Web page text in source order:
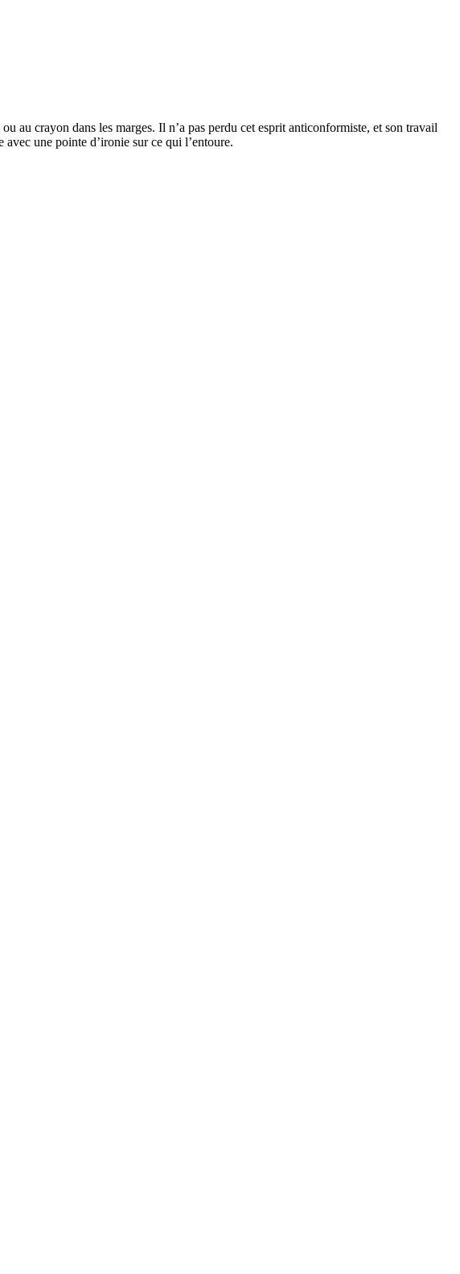
au crayon dans les marges. Il n’a pas perdu cet esprit anticonformiste, et son travail
une pointe d’ironie sur ce qui l’entoure.